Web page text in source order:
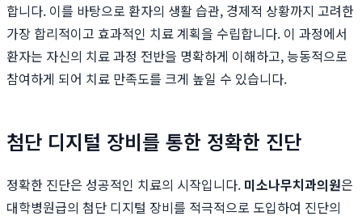
합니다. 이를 바탕으로 환자의 생활 습관, 경제적 상황까지 고려한
가장 합리적이고 효과적인 치료 계획을 수립합니다. 이 과정에서
환자는 자신의 치료 과정 전반을 명확하게 이해하고, 능동적으로
참여하게 되어 치료 만족도를 크게 높일 수 있습니다.
첨단 디지털 장비를 통한 정확한 진단
정확한 진단은 성공적인 치료의 시작입니다. 미소나무치과의원은
대학병원급의 첨단 디지털 장비를 적극적으로 도입하여 진단의